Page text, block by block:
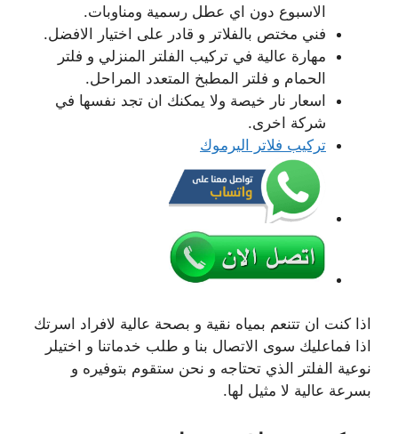
الاسبوع دون اي عطل رسمية ومناوبات.
فني مختص بالفلاتر و قادر على اختيار الافضل.
مهارة عالية في تركيب الفلتر المنزلي و فلتر
الحمام و فلتر المطبخ المتعدد المراحل.
اسعار نار خيصة ولا يمكنك ان تجد نفسها في
شركة اخرى.
تركيب فلاتر اليرموك
اذا كنت ان تتنعم بمياه نقية و بصحة عالية لافراد اسرتك
اذا فماعليك سوى الاتصال بنا و طلب خدماتنا و اختيلر
نوعية الفلتر الذي تحتاجه و نحن ستقوم بتوفيره و
بسرعة عالية لا مثيل لها.